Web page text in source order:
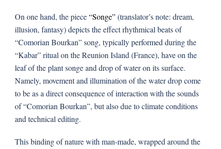
On one hand, the piece“Songe”(translator’s note: dream,
illusion, fantasy) depicts the effect rhythmical beats of
“Comorian Bourkan” song, typically performed during the
“Kabar” ritual on the Reunion Island (France), have on the
leaf of the plant songe and drop of water on its surface.
Namely, movement and illumination of the water drop come
to be as a direct consequence of interaction with the sounds
of “Comorian Bourkan”, but also due to climate conditions
and technical editing.
This binding of nature with man-made, wrapped around the